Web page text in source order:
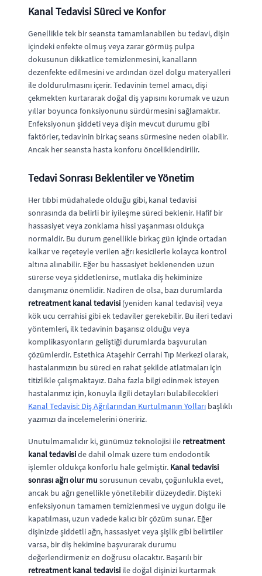
Kanal Tedavisi Süreci ve Konfor
Genellikle tek bir seansta tamamlanabilen bu tedavi, dişin
içindeki enfekte olmuş veya zarar görmüş pulpa
dokusunun dikkatlice temizlenmesini, kanalların
dezenfekte edilmesini ve ardından özel dolgu materyalleri
ile doldurulmasını içerir. Tedavinin temel amacı, dişi
çekmekten kurtararak doğal diş yapısını korumak ve uzun
yıllar boyunca fonksiyonunu sürdürmesini sağlamaktır.
Enfeksiyonun şiddeti veya dişin mevcut durumu gibi
faktörler, tedavinin birkaç seans sürmesine neden olabilir.
Ancak her seansta hasta konforu önceliklendirilir.
Tedavi Sonrası Beklentiler ve Yönetim
Her tıbbi müdahalede olduğu gibi, kanal tedavisi
sonrasında da belirli bir iyileşme süreci beklenir. Hafif bir
hassasiyet veya zonklama hissi yaşanması oldukça
normaldir. Bu durum genellikle birkaç gün içinde ortadan
kalkar ve reçeteyle verilen ağrı kesicilerle kolayca kontrol
altına alınabilir. Eğer bu hassasiyet beklenenden uzun
sürerse veya şiddetlenirse, mutlaka diş hekiminize
danışmanız önemlidir. Nadiren de olsa, bazı durumlarda
retreatment kanal tedavisi (yeniden kanal tedavisi) veya
kök ucu cerrahisi gibi ek tedaviler gerekebilir. Bu ileri tedavi
yöntemleri, ilk tedavinin başarısız olduğu veya
komplikasyonların geliştiği durumlarda başvurulan
çözümlerdir. Estethica Ataşehir Cerrahi Tıp Merkezi olarak,
hastalarımızın bu süreci en rahat şekilde atlatmaları için
titizlikle çalışmaktayız. Daha fazla bilgi edinmek isteyen
hastalarımız için, konuyla ilgili detayları bulabilecekleri
Kanal Tedavisi: Diş Ağrılarından Kurtulmanın Yolları başlıklı
yazımızı da incelemelerini öneririz.
Unutulmamalıdır ki, günümüz teknolojisi ile retreatment
kanal tedaviside dahil olmak üzere tüm endodontik
işlemler oldukça konforlu hale gelmiştir. Kanal tedavisi
sonrası ağrı olur mu sorusunun cevabı, çoğunlukla evet,
ancak bu ağrı genellikle yönetilebilir düzeydedir. Dişteki
enfeksiyonun tamamen temizlenmesi ve uygun dolgu ile
kapatılması, uzun vadede kalıcı bir çözüm sunar. Eğer
dişinizde şiddetli ağrı, hassasiyet veya şişlik gibi belirtiler
varsa, bir diş hekimine başvurarak durumu
değerlendirmeniz en doğrusu olacaktır. Başarılı bir
retreatment kanal tedavisi ile doğal dişinizi kurtarmak